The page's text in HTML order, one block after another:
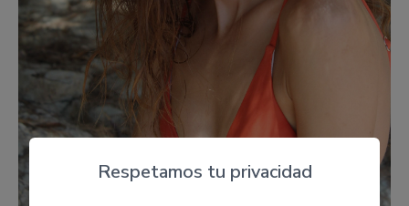
Respetamos tu privacidad